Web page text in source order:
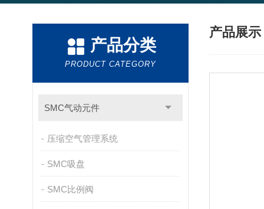
产品分类
PRODUCT CATEGORY
SMC气动元件
压缩空气管理系统
SMC吸盘
SMC比例阀
产品展示